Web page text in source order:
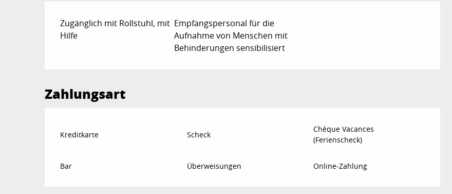
Zugänglich mit Rollstuhl, mit
Hilfe
Empfangspersonal für die
Aufnahme von Menschen mit
Behinderungen sensibilisiert
Zahlungsart
Kreditkarte Scheck
Chèque Vacances
(Ferienscheck)
Bar Überweisungen Online-Zahlung